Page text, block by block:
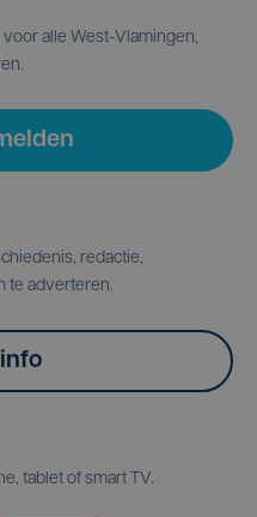
alle West-Vlamingen,
redactie,
te adverteren.
tablet of smart TV.